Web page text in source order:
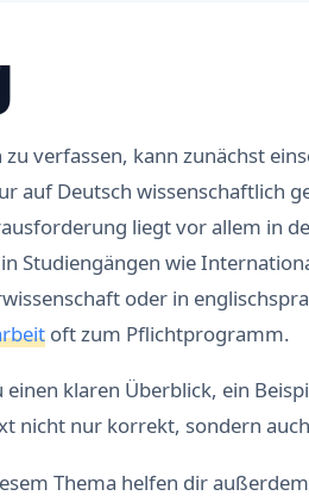
verfassen, kann zunächst
auf Deutsch wissenschaftlich
liegt vor allem in
Studiengängen wie
oder in
oft zum Pflichtprogramm.
klaren Überblick, ein
nicht nur korrekt, sondern
Thema helfen dir außerdem